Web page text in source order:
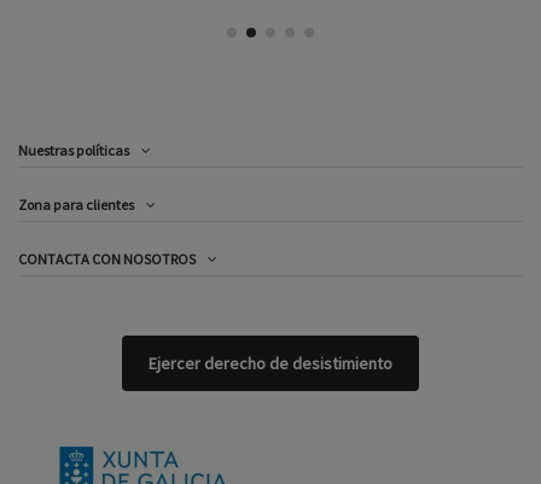
Nuestras políticas
Zona para clientes
CONTACTA CON NOSOTROS
Ejercer derecho de desistimiento